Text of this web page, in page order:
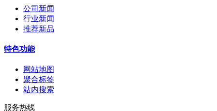
公司新闻
行业新闻
推荐新品
特色功能
网站地图
聚合标签
站内搜索
服务热线